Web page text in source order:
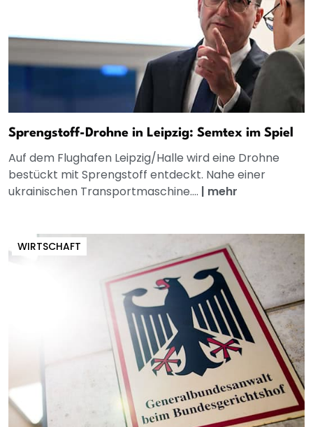
Sprengstoff-Drohne in Leipzig: Semtex im Spiel
Auf dem Flughafen Leipzig/Halle wird eine Drohne
bestückt mit Sprengstoff entdeckt. Nahe einer
ukrainischen Transportmaschine.... | mehr
WIRTSCHAFT